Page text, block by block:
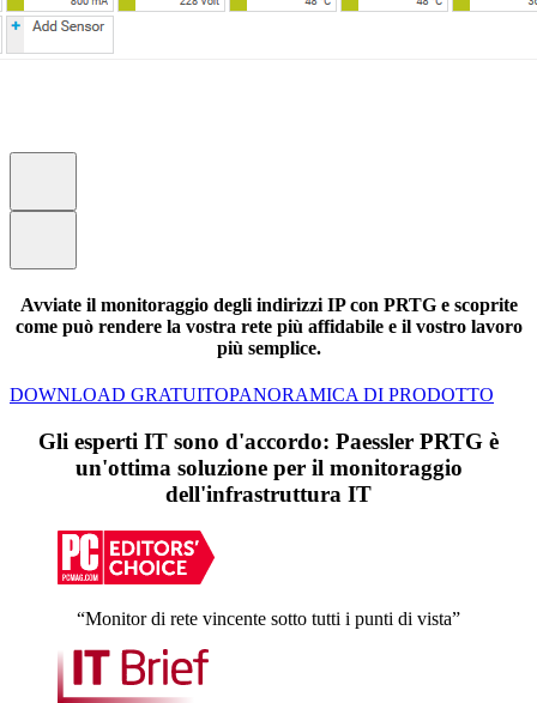
Avviate il monitoraggio degli indirizzi IP con PRTG e scoprite
come può rendere la vostra rete più affidabile e il vostro lavoro
più semplice.
DOWNLOAD GRATUITOPANORAMICA DI PRODOTTO
Gli esperti IT sono d'accordo: Paessler PRTG è
un'ottima soluzione per il monitoraggio
dell'infrastruttura IT
“Monitor di rete vincente sotto tutti i punti di vista”